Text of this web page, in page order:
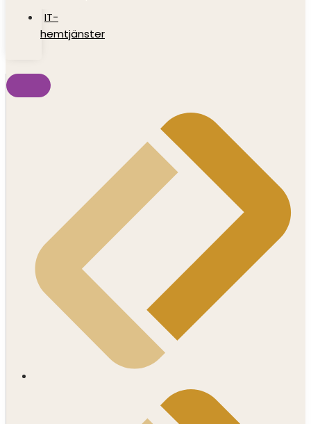
IT-
hemtjänster